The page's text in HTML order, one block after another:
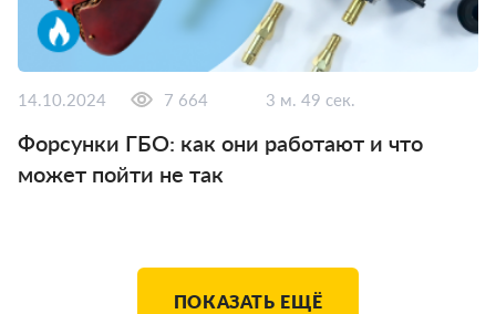
14.10.2024 7 664 3 м. 49 сек.
Форсунки ГБО: как они работают и что
может пойти не так
ПОКАЗАТЬ ЕЩЁ